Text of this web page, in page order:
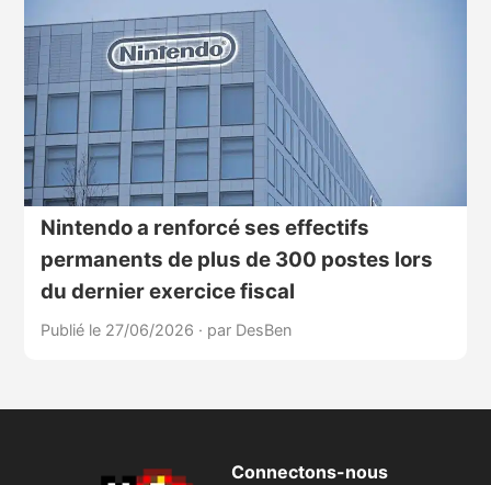
Nintendo a renforcé ses effectifs
permanents de plus de 300 postes lors
du dernier exercice fiscal
Publié le 27/06/2026 · par DesBen
Connectons-nous